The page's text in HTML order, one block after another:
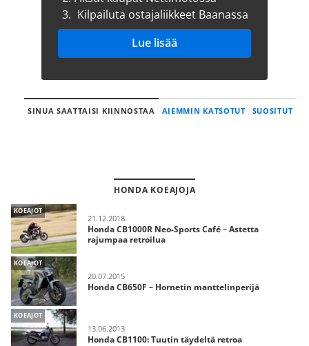
3. Kilpailuta ostajaliikkeet Baanassa
Lue lisää
SINUA SAATTAISI KIINNOSTAA AIEMMIN KATSOTUT SUOSITUT
HONDA KOEAJOJA
KOEAJOT
21.12.2018
Honda CB1000R Neo-Sports Café – Astetta
rajumpaa retroilua
KOEAJOT
20.07.2015
Honda CB650F – Hornetin manttelinperijä
KOEAJOT
13.06.2013
Honda CB1100: Tuutin täydeltä retroa